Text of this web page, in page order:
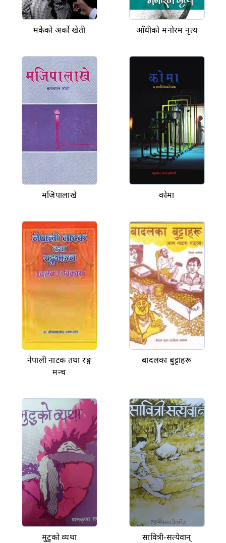
मकैको अर्को खेती आँधीको मनोरम नृत्य
मजिपालाखे कोमा
नेपाली नाटक तथा रङ्ग
मन्च
बादलका बुट्टाहरू
मुटुको व्यथा सावित्री-सत्येवान्